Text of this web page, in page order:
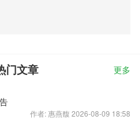
门文章 更多
作者: 惠燕馥 2026-08-09 18:58